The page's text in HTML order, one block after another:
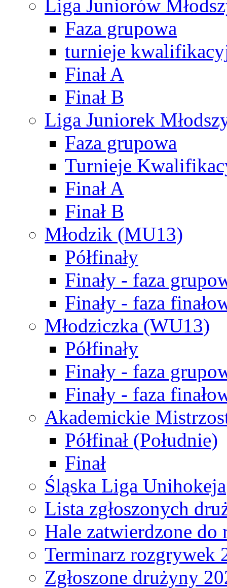
Liga Juniorów
Faza grupowa
turnieje
Finał A
Finał B
Liga Juniorek
Faza grupowa
Turnieje
Finał A
Finał B
Młodzik (MU13)
Półfinały
Finały - faza
Finały - faza
Młodziczka (WU13)
Półfinały
Finały - faza
Finały - faza
Akademickie
Półfinał (Południe)
Finał
Śląska Liga Unihokeja
Lista zgłoszonych
Hale zatwierdzone do
Terminarz rozgrywek
Zgłoszone drużyny